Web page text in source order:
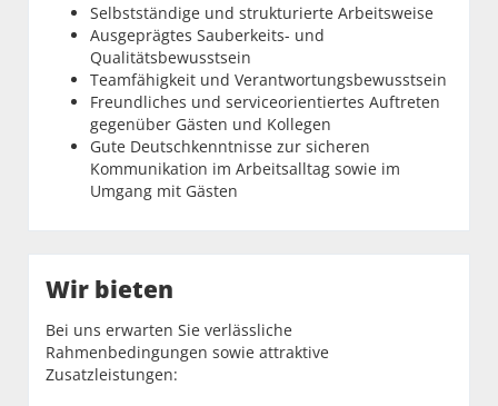
Selbstständige und strukturierte Arbeitsweise
Ausgeprägtes Sauberkeits- und
Qualitätsbewusstsein
Teamfähigkeit und Verantwortungsbewusstsein
Freundliches und serviceorientiertes Auftreten
gegenüber Gästen und Kollegen
Gute Deutschkenntnisse zur sicheren
Kommunikation im Arbeitsalltag sowie im
Umgang mit Gästen
Wir bieten
Bei uns erwarten Sie verlässliche
Rahmenbedingungen sowie attraktive
Zusatzleistungen: